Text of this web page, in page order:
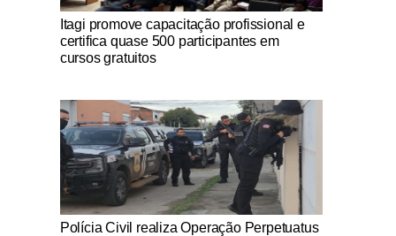
Notícias Católicas
Itagi promove capacitação profissional e
certifica quase 500 participantes em
cursos gratuitos
Notícias Católicas
Polícia Civil realiza Operação Perpetuatus